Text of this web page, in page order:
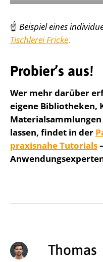
☝️ Beispiel eines
Tischlerei Fricke.
Probier’s aus!
Wer mehr darüber
eigene Bibliotheken,
lassen, findet in der
praxisnahe Tutorials
Thomas